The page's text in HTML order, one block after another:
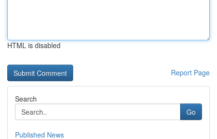
HTML is disabled
Report Page
Search
Go
Published News